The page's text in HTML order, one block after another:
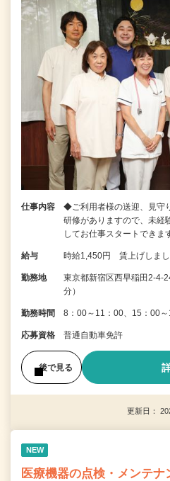
仕事内容
◆ご利用者様の送迎、見守
研修がありますので、未経
してお仕事スタートでき
給与 時給1,450円 賃上げしまし
勤務地
東京都新宿区西早稲田2-4-
分）
勤務時間 8：00～11：00、15：00～
応募資格 普通自動車免許
後で見る
更新日：
NEW
医療機器の点検・メンテナ